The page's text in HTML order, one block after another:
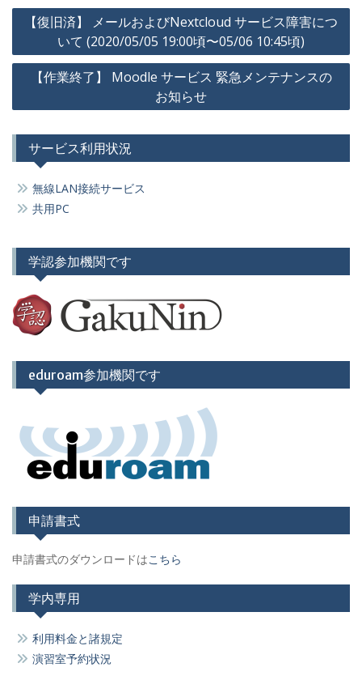
投
ナ
ゲ
ー
シ
ョ
ン
【復旧済】 メールおよびNextcloud サービス障害につ
いて (2020/05/05 19:00頃〜05/06 10:45頃)
【作業終了】 Moodle サービス 緊急メンテナンスの
お知らせ
サービス利用状況
無線LAN接続サービス
共用PC
学認参加機関です
eduroam参加機関です
申請書式
申請書式のダウンロードはこちら
学内専用
利用料金と諸規定
演習室予約状況